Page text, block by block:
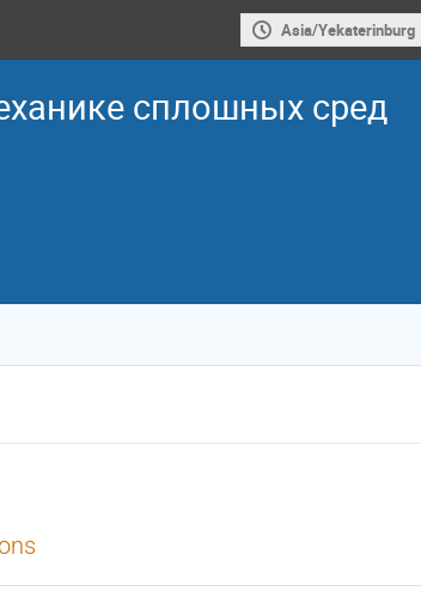
Asia/Yekaterinburg
сплошных сред